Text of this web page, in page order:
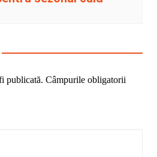
publicată. Câmpurile obligatorii